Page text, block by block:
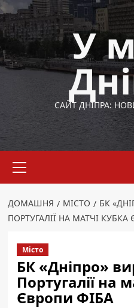
Перейти
до
вмісту
У
САЙТ ДНІПРА:
меню
ДОМАШНЯ МІСТО
БК
ПОРТУГАЛІЇ НА МАТЧІ КУБКА
Місто
БК «Дніпро»
Португалії на
Європи ФІБА